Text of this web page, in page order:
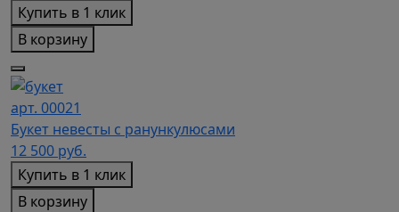
Купить в 1 клик
В корзину
арт. 00021
Букет невесты с ранункулюсами
12 500 руб.
Купить в 1 клик
В корзину